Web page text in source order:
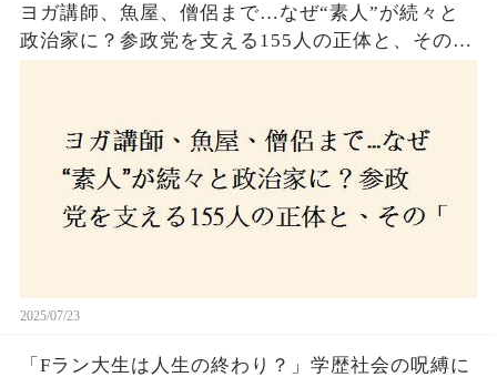
ヨガ講師、魚屋、僧侶まで…なぜ“素人”が続々と
政治家に？参政党を支える155人の正体と、その
2025/07/23
「Fラン大生は人生の終わり？」学歴社会の呪縛に